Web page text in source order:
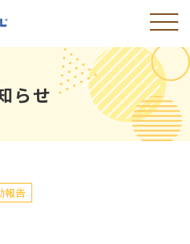
らせ
報告